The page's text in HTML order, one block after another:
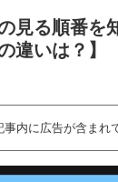
見る順番を
違いは？】
事内に広告が含まれ